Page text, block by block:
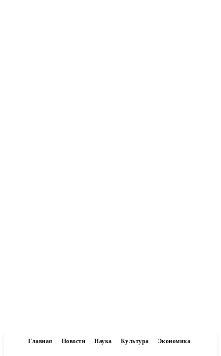
Главная Новости Наука Культура Экономика